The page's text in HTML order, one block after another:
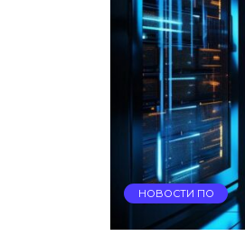
НОВОСТИ ПО